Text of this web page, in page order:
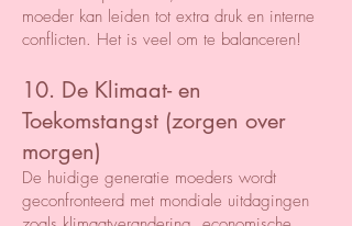
moeder kan leiden tot extra druk en interne
conflicten. Het is veel om te balanceren!
10. De Klimaat- en
Toekomstangst (zorgen over
morgen)
De huidige generatie moeders wordt
geconfronteerd met mondiale uitdagingen